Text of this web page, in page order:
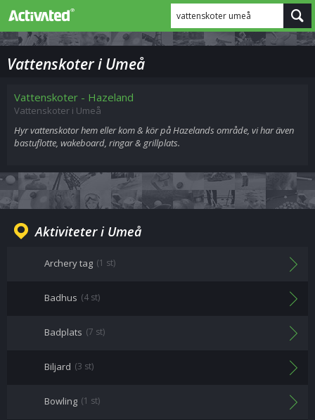
vattenskoter umeå
Vattenskoter i Umeå
Vattenskoter - Hazeland
Vattenskoter i Umeå
Hyr vattenskotor hem eller kom & kör på Hazelands område, vi har även
bastuflotte, wakeboard, ringar & grillplats.
Aktiviteter i Umeå
Archery tag (1 st)
Badhus (4 st)
Badplats (7 st)
Biljard (3 st)
Bowling (1 st)